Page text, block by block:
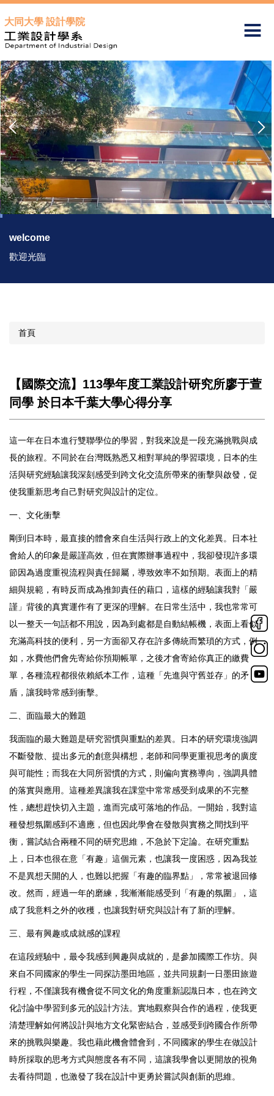
到
主
要
內
容
區
大同大學 設計學院
welcome
歡迎光臨
首頁
【國際交流】113學年度工業設計研究所廖于萱
同學 於日本千葉大學心得分享
這一年在日本進行雙聯學位的學習，對我來說是一段充滿挑戰與成
長的旅程。不同於在台灣既熟悉又相對單純的學習環境，日本的生
活與研究經驗讓我深刻感受到跨文化交流所帶來的衝擊與啟發，促
使我重新思考自己對研究與設計的定位。
一、文化衝擊
剛到日本時，最直接的體會來自生活與行政上的文化差異。日本社
會給人的印象是嚴謹高效，但在實際辦事過程中，我卻發現許多環
節因為過度重視流程與責任歸屬，導致效率不如預期。表面上的精
細與規範，有時反而成為推卸責任的藉口，這樣的經驗讓我對「嚴
謹」背後的真實運作有了更深的理解。在日常生活中，我也常常可
以一整天一句話都不用說，因為到處都是自動結帳機，表面上看似
充滿高科技的便利，另一方面卻又存在許多傳統而繁瑣的方式，例
如，水費他們會先寄給你預期帳單，之後才會寄給你真正的繳費
單，各種流程都很依賴紙本工作，這種「先進與守舊並存」的矛
盾，讓我時常感到衝擊。
二、面臨最大的難題
我面臨的最大難題是研究習慣與重點的差異。日本的研究環境強調
不斷發散、提出多元的創意與構想，老師和同學更重視思考的廣度
與可能性；而我在大同所習慣的方式，則偏向實務導向，強調具體
的落實與應用。這種差異讓我在課堂中常常感受到成果的不完整
性，總想趕快切入主題，進而完成可落地的作品。一開始，我對這
種發想氛圍感到不適應，但也因此學會在發散與實務之間找到平
衡，嘗試結合兩種不同的研究思維，不急於下定論。在研究重點
上，日本也很在意「有趣」這個元素，也讓我一度困惑，因為我並
不是異想天開的人，也難以把握「有趣的臨界點」，常常被退回修
改。然而，經過一年的磨練，我漸漸能感受到「有趣的氛圍」，這
成了我意料之外的收穫，也讓我對研究與設計有了新的理解。
三、最有興趣或成就感的課程
在這段經驗中，最令我感到興趣與成就的，是參加國際工作坊。與
來自不同國家的學生一同探訪墨田地區，並共同規劃一日墨田旅遊
行程，不僅讓我有機會從不同文化的角度重新認識日本，也在跨文
化討論中學習到多元的設計方法。實地觀察與合作的過程，使我更
清楚理解如何將設計與地方文化緊密結合，並感受到跨國合作所帶
來的挑戰與樂趣。我也藉此機會體會到，不同國家的學生在做設計
時所採取的思考方式與態度各有不同，這讓我學會以更開放的視角
去看待問題，也激發了我在設計中更勇於嘗試與創新的思維。